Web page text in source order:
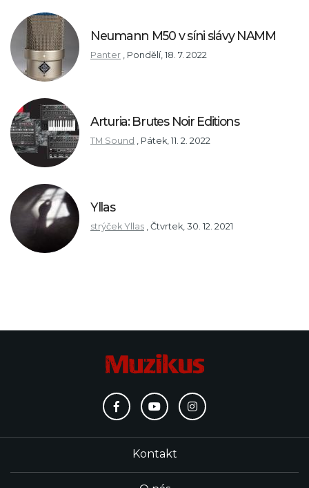
Neumann M50 v síni slávy NAMM
Panter Pondělí, 18. 7. 2022
Arturia: Brutes Noir Editions
TM Sound Pátek, 11. 2. 2022
Yllas
strýček Yllas Čtvrtek, 30. 12. 2021
Kontakt